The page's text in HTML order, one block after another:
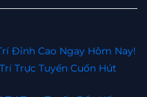
Đỉnh Cao Ngay Hôm Nay!
Trực Tuyến Cuốn Hút